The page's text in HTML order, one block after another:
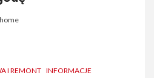
I REMONT INFORMACJE